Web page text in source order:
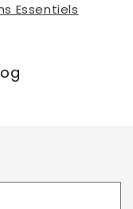
Essentiels